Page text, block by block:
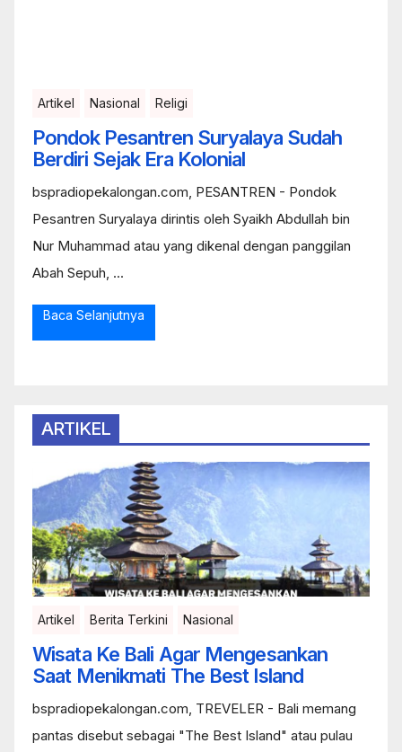
Artikel Nasional Religi
Pondok Pesantren Suryalaya Sudah
Berdiri Sejak Era Kolonial
bspradiopekalongan.com, PESANTREN - Pondok
Pesantren Suryalaya dirintis oleh Syaikh Abdullah bin
Nur Muhammad atau yang dikenal dengan panggilan
Abah Sepuh, ...
Baca Selanjutnya
ARTIKEL
Artikel Berita Terkini Nasional
Wisata Ke Bali Agar Mengesankan
Saat Menikmati The Best Island
bspradiopekalongan.com, TREVELER - Bali memang
pantas disebut sebagai "The Best Island" atau pulau